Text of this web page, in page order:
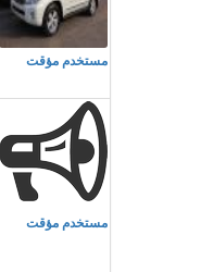
مستخدم مؤقت
مستخدم مؤقت